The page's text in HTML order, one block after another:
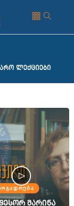
Ლექციები
მარინა